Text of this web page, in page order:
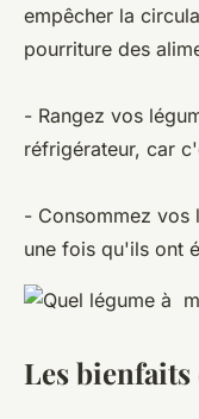
empêcher la
pourriture des
- Rangez vos
réfrigérateur, car
- Consommez vos
une fois qu'ils ont
Les